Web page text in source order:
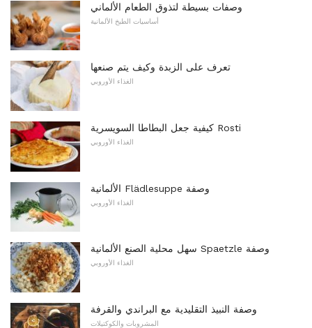
وصفات بسيطة لتذوق الطعام الألماني
أساسيات الطبخ الألمانية
تعرف على الزبدة وكيف يتم صنعها
الغذاء الأوروبي
كيفية جعل البطاطا السويسرية Rosti
الغذاء الأوروبي
الألمانية Flädlesuppe وصفة
الغذاء الأوروبي
سهل محلية الصنع الألمانية Spaetzle وصفة
الغذاء الأوروبي
وصفة النبيذ التقليدية مع البراندي والقرفة
المشروبات والكوكتيلات